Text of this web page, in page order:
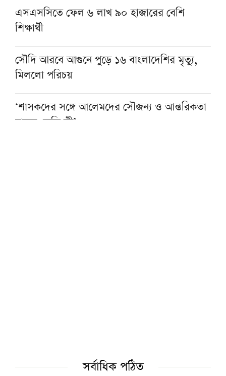
এসএসসিতে ফেল ৬ লাখ ৯০ হাজারের বেশি
শিক্ষার্থী
সৌদি আরবে আগুনে পুড়ে ১৬ বাংলাদেশির মৃত্যু,
মিললো পরিচয়
‘শাসকদের সঙ্গে আলেমদের সৌজন্য ও আন্তরিকতা
বাড়ুক, ক্ষতি কী’
সমাজ ‘সবুজ অর্থনীতি’ গড়তে প্রস্তুত’
সর্বাধিক পঠিত